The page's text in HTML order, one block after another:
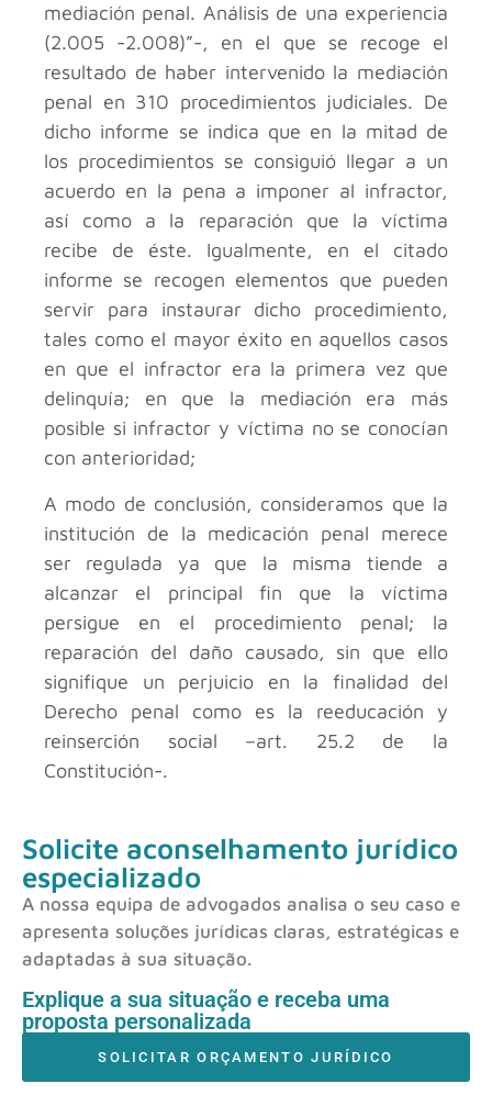
mediación penal. Análisis de una experiencia
(2.005 -2.008)”-, en el que se recoge el
resultado de haber intervenido la mediación
penal en 310 procedimientos judiciales. De
dicho informe se indica que en la mitad de
los procedimientos se consiguió llegar a un
acuerdo en la pena a imponer al infractor,
así como a la reparación que la víctima
recibe de éste. Igualmente, en el citado
informe se recogen elementos que pueden
servir para instaurar dicho procedimiento,
tales como el mayor éxito en aquellos casos
en que el infractor era la primera vez que
delinquía; en que la mediación era más
posible si infractor y víctima no se conocían
con anterioridad;
A modo de conclusión, consideramos que la
institución de la medicación penal merece
ser regulada ya que la misma tiende a
alcanzar el principal fin que la víctima
persigue en el procedimiento penal; la
reparación del daño causado, sin que ello
signifique un perjuicio en la finalidad del
Derecho penal como es la reeducación y
reinserción social –art. 25.2 de la
Constitución-.
Solicite aconselhamento jurídico
especializado
A nossa equipa de advogados analisa o seu caso e
apresenta soluções jurídicas claras, estratégicas e
adaptadas à sua situação.
Explique a sua situação e receba uma
proposta personalizada
SOLICITAR ORÇAMENTO JURÍDICO